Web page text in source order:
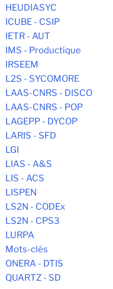
HEUDIASYC
ICUBE - CSIP
IETR - AUT
IMS - Productique
IRSEEM
L2S - SYCOMORE
LAAS-CNRS - DISCO
LAAS-CNRS - POP
LAGEPP - DYCOP
LARIS - SFD
LGI
LIAS - A&S
LIS - ACS
LISPEN
LS2N - CODEx
LS2N - CPS3
LURPA
Mots-clés
ONERA - DTIS
QUARTZ - SD